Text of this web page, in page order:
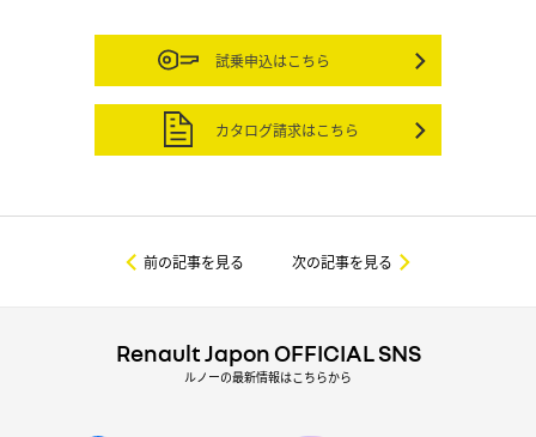
試乗申込はこちら
カタログ請求はこちら
前の記事を見る 次の記事を見る
Renault Japon OFFICIAL SNS
ルノーの最新情報はこちらから